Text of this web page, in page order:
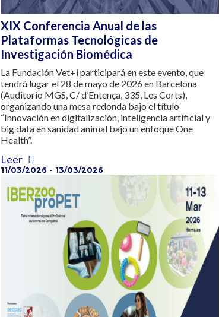
XIX Conferencia Anual de las
Plataformas Tecnológicas de
Investigación Biomédica
La Fundación Vet+i participará en este evento, que
tendrá lugar el 28 de mayo de 2026 en Barcelona
(Auditorio MGS, C/ d’Entença, 335, Les Corts),
organizando una mesa redonda bajo el título
“Innovación en digitalización, inteligencia artificial y
big data en sanidad animal bajo un enfoque One
Health”.
Leer
11/03/2026 - 13/03/2026